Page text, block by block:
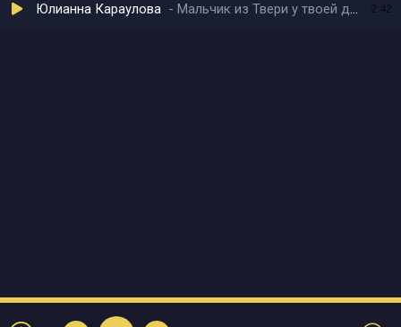
Юлианна Караулова Мальчик из Твери у твоей двери 2:42